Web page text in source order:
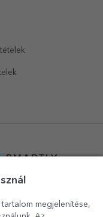
megjelenítése,